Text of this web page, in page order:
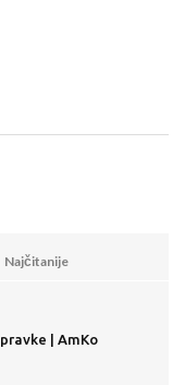
Najčitanije
| AmKo